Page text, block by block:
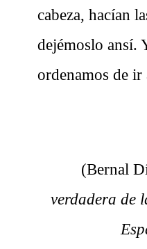
cabeza, hacían
dejémoslo ansí.
ordenamos de
(Bernal
verdadera de